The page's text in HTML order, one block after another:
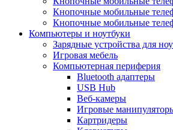
Кнопочные мобильные
Кнопочные мобильные
Компьютеры и ноутбуки
Зарядные устройства для
Игровая мебель
Компьютерная периферия
Bluetooth адаптеры
USB Hub
Веб-камеры
Игровые
Картридеры